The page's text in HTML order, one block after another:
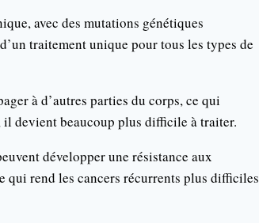
avec des mutations génétiques
traitement unique pour tous les types de
à d’autres parties du corps, ce qui
devient beaucoup plus difficile à traiter.
développer une résistance aux
qui rend les cancers récurrents plus difficiles